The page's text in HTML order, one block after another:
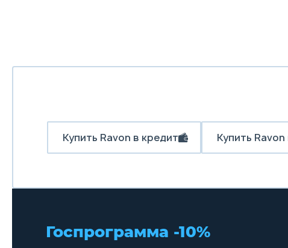
Купить Ravon в кредит Купить
Госпрограмма -10%